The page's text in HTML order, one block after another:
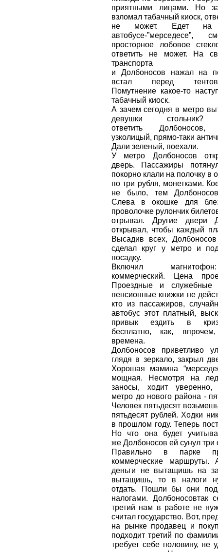
приятными лицами. Но
взломал табачный киоск,
не может. Едет на
автобусе-”мерседесе”,
просторное лобовое
ответить не может. На
транспорта
и Долбоносов нажал на
встал перед
Помутнение какое-то
табачный киоск.
А зачем сегодня в метро
девушки
ответить Долбоносов,
узколицый, прямо-таки
Дали зеленый, поехали.
У метро Долбоносов
дверь. Пассажиры
покорно клали на полочку в
по три рубля, монетками.
не было, тем
Слева в окошке для
проволочке рулончик
отрывал. Другие двери
открывал, чтобы каждый
Высадив всех,
сделал круг у метро и
посадку.
Включил
коммерческий. Цена
Проездные и служебные
пенсионные книжки не
кто из пассажиров,
автобус этот платный,
привык ездить в
бесплатно, как,
времена.
Долбоносов приветливо
глядя в зеркало, закрыл
Хорошая мамина
мощная. Несмотря на
заносы, ходит уверенно,
метро до нового района -
Человек пятьдесят
пятьдесят рублей. Ходки
в прошлом году. Теперь
Но что она будет
же Долбоносов ей сунул три
Правильно в парке
коммерческие
деньги не вытащишь на
вытащишь, то в налоги
отдать. Пошли бы они
налогами. Долбоносовтак
третий нам в работе не
считал государство. Вот,
на рынке продавец и
подходит третий по
требует себе половину, не